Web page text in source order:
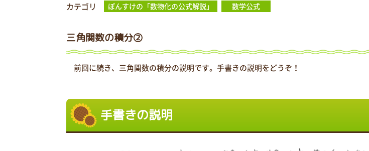
カテゴリ
ぽんすけの「数物化の公式解説」 数学公式
三角関数の積分②
前回に続き、三角関数の積分の説明です。手書きの説明をどうぞ！
手書きの説明